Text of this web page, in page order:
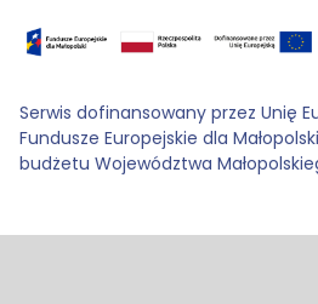
Serwis dofinansowany przez Unię
Fundusze Europejskie dla
budżetu Województwa